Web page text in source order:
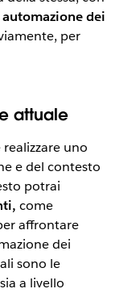
dei
per
attuale
uno
e del contesto
potrai
come
affrontare
dei
sono le
a livello